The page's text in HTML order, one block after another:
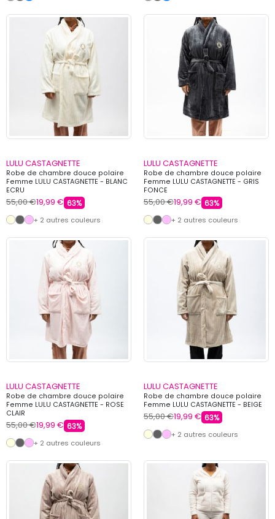
LULU CASTAGNETTE
Robe de chambre douce polaire
Femme LULU CASTAGNETTE - BLANC
ECRU
55,00 €19,99 € 63%
+ 2 autres couleurs
LULU CASTAGNETTE
Robe de chambre douce polaire
Femme LULU CASTAGNETTE - GRIS
FONCE
55,00 €19,99 € 63%
+ 2 autres couleurs
LULU CASTAGNETTE
Robe de chambre douce polaire
Femme LULU CASTAGNETTE - ROSE
CLAIR
55,00 €19,99 € 63%
+ 2 autres couleurs
LULU CASTAGNETTE
Robe de chambre douce polaire
Femme LULU CASTAGNETTE - BEIGE
55,00 €19,99 € 63%
+ 2 autres couleurs